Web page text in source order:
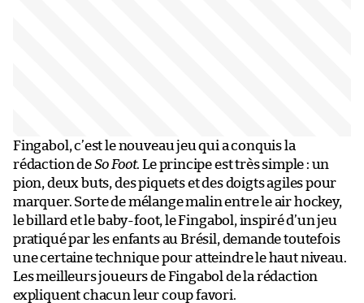
Fingabol, c’est le nouveau jeu qui a conquis la
rédaction deSo Foot. Le principe est très simple : un
pion, deux buts, des piquets et des doigts agiles pour
marquer. Sorte de mélange malin entre le air hockey,
le billard et le baby-foot, le Fingabol, inspiré d’un jeu
pratiqué par les enfants au Brésil, demande toutefois
une certaine technique pour atteindre le haut niveau.
Les meilleurs joueurs de Fingabol de la rédaction
expliquent chacun leur coup favori.